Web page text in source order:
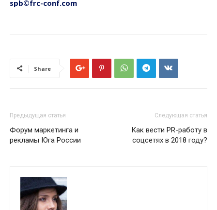
spb©frc-conf.com
Share
Предыдущая статья
Форум маркетинга и
рекламы Юга России
Следующая статья
Как вести PR-работу в
соцсетях в 2018 году?